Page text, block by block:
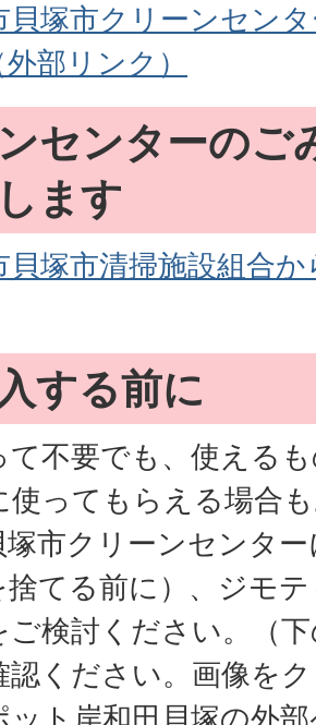
貝塚市クリーンセン
部リンク）
センターのご
ます
貝塚市清掃施設組合
する前に
て不要でも、使える
使ってもらえる場合
塚市クリーンセンタ
捨てる前に）、ジモ
ご検討ください。（
認ください。画像を